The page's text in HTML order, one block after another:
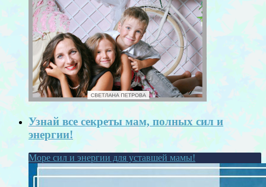
Узнай все секреты мам, полных сил и
энергии!
Море сил и энергии для уставшей мамы!